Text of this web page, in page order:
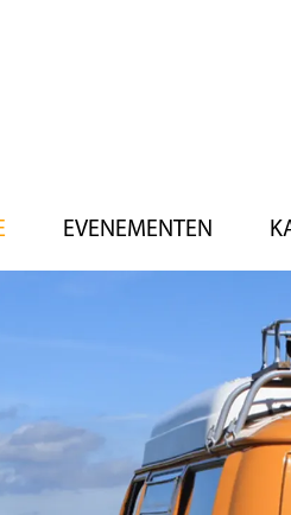
EVENEMENTEN